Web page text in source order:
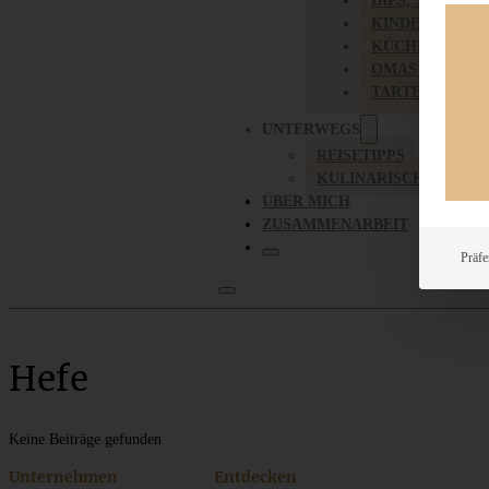
UNTERWEGS
REISETIPPS
KULINARISCH
ÜBER MICH
ZUSAMMENARBEIT
Hefe
Keine Beiträge gefunden
Unternehmen Entdecken